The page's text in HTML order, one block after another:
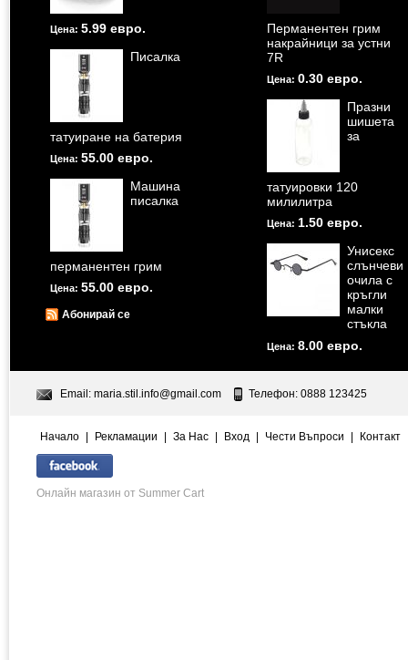
Цена: 5.99 евро.
Писалка
татуиране на батерия
Цена: 55.00 евро.
Машина
писалка
перманентен грим
Цена: 55.00 евро.
Абонирай се
Перманентен грим
накрайници за устни
7R
Цена: 0.30 евро.
Празни
шишета
за
татуировки 120
милилитра
Цена: 1.50 евро.
Унисекс
слънчеви
очила с
кръгли
малки
стъкла
Цена: 8.00 евро.
Email: maria.stil.info@gmail.com Телефон: 0888 123425
Начало | Рекламации | За Нас | Вход | Чести Въпроси | Контакт
Онлайн магазин от Summer Cart